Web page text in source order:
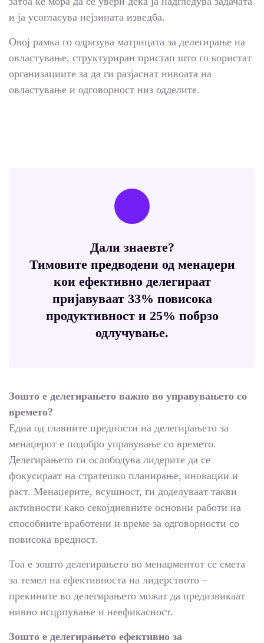
и ја усогласува нејзината изведба.
Овој рамка го одразува матрицата за делегирање на
овластување, структуриран пристап што го користат
организациите за да ги разјаснат нивоата на
овластување и одговорност низ одделите.
Дали знаевте?
Тимовите предводени од менаџери
кои ефективно делегираат
пријавуваат 33% повисока
продуктивност и 25% побрзо
одлучување.
Зошто е делегирањето важно во управувањето со
времето?
Една од главните предности на делегирањето за
менаџерот е подобро управување со времето.
Делегирањето ги ослободува лидерите да се
фокусираат на стратешко планирање, иновации и
раст. Менаџерите, всушност, ги доделуваат такви
активности како секојдневните основни работи на
способните вработени и време за одговорности со
повисока вредност.
Тоа е зошто делегирањето во менаџментот се смета
за темел на ефективноста на лидерството –
прекините во делегирањето можат да предизвикаат
нивно исцрпување и неефикасност.
Зошто е делегирањето ефективно за